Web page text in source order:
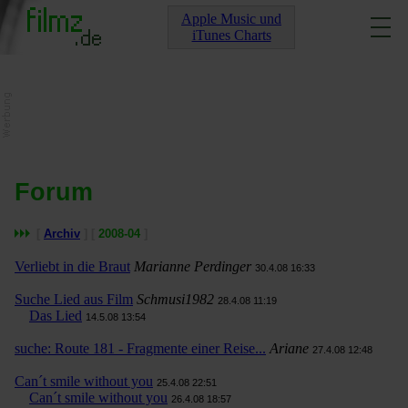
Apple Music und
iTunes Charts
Forum
Archiv 2008-04
Verliebt in die Braut Marianne Perdinger 30.4.08 16:33
Suche Lied aus Film Schmusi1982 28.4.08 11:19
Das Lied 14.5.08 13:54
suche: Route 181 - Fragmente einer Reise... Ariane 27.4.08 12:48
Can´t smile without you 25.4.08 22:51
Can´t smile without you 26.4.08 18:57